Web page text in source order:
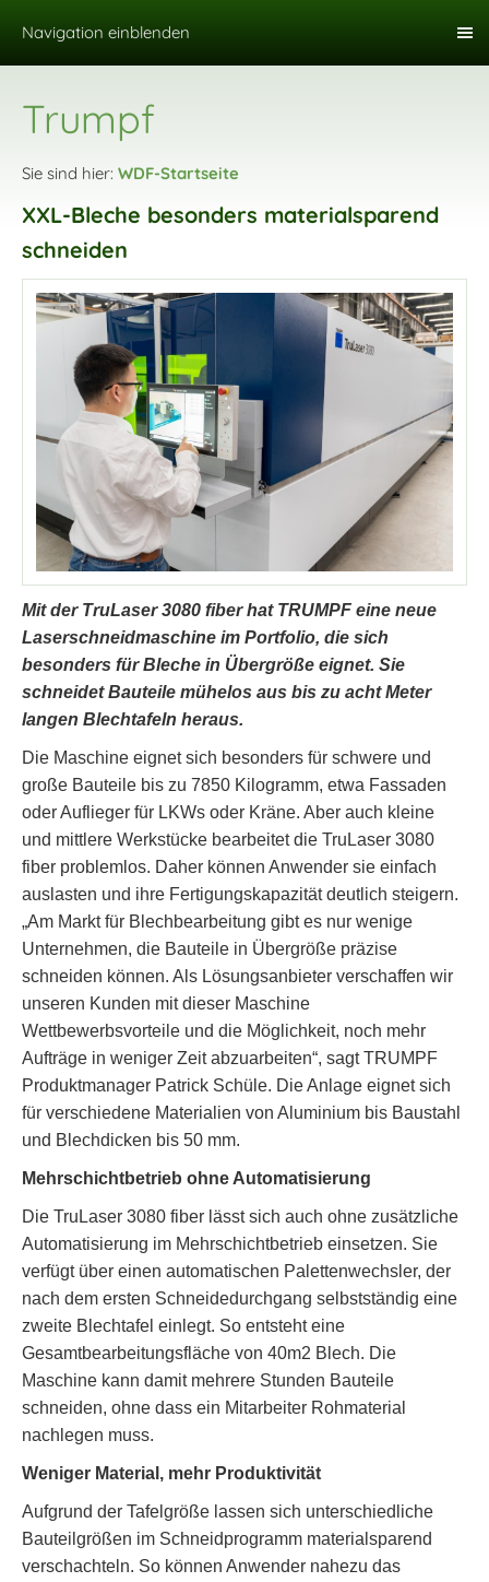
Navigation einblenden
Trumpf
Sie sind hier: WDF-Startseite
XXL-Bleche besonders materialsparend
schneiden
Mit der TruLaser 3080 fiber hat TRUMPF eine neue
Laserschneidmaschine im Portfolio, die sich
besonders für Bleche in Übergröße eignet. Sie
schneidet Bauteile mühelos aus bis zu acht Meter
langen Blechtafeln heraus.
Die Maschine eignet sich besonders für schwere und
große Bauteile bis zu 7850 Kilogramm, etwa Fassaden
oder Auflieger für LKWs oder Kräne. Aber auch kleine
und mittlere Werkstücke bearbeitet die TruLaser 3080
fiber problemlos. Daher können Anwender sie einfach
auslasten und ihre Fertigungskapazität deutlich steigern.
„Am Markt für Blechbearbeitung gibt es nur wenige
Unternehmen, die Bauteile in Übergröße präzise
schneiden können. Als Lösungsanbieter verschaffen wir
unseren Kunden mit dieser Maschine
Wettbewerbsvorteile und die Möglichkeit, noch mehr
Aufträge in weniger Zeit abzuarbeiten“, sagt TRUMPF
Produktmanager Patrick Schüle. Die Anlage eignet sich
für verschiedene Materialien von Aluminium bis Baustahl
und Blechdicken bis 50 mm.
Mehrschichtbetrieb ohne Automatisierung
Die TruLaser 3080 fiber lässt sich auch ohne zusätzliche
Automatisierung im Mehrschichtbetrieb einsetzen. Sie
verfügt über einen automatischen Palettenwechsler, der
nach dem ersten Schneidedurchgang selbstständig eine
zweite Blechtafel einlegt. So entsteht eine
Gesamtbearbeitungsfläche von 40m2 Blech. Die
Maschine kann damit mehrere Stunden Bauteile
schneiden, ohne dass ein Mitarbeiter Rohmaterial
nachlegen muss.
Weniger Material, mehr Produktivität
Aufgrund der Tafelgröße lassen sich unterschiedliche
Bauteilgrößen im Schneidprogramm materialsparend
verschachteln. So können Anwender nahezu das